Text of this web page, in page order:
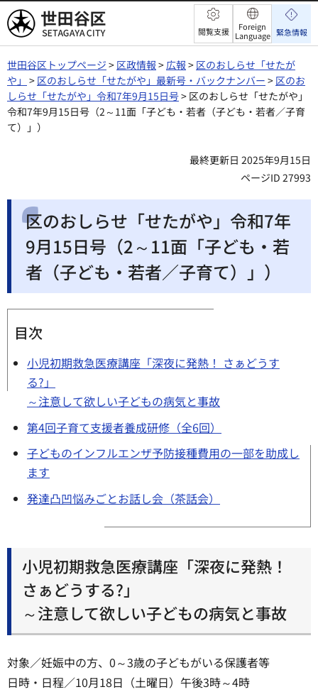
世田谷区 閲覧支援
Foreign
Language 緊急情報
世田谷区トップページ > 区政情報 >広報 > 区のおしらせ「せたが
や」 > 区のおしらせ「せたがや」最新号・バックナンバー > 区のお
しらせ「せたがや」令和7年9月15日号> 区のおしらせ「せたがや」
令和7年9月15日号（2～11面「子ども・若者（子ども・若者／子育
て）」）
最終更新日 2025年9月15日
ページID 27993
区のおしらせ「せたがや」令和7年
9月15日号（2～11面「子ども・若
者（子ども・若者／子育て）」）
目次
小児初期救急医療講座「深夜に発熱！ さぁどうす
る?」
～注意して欲しい子どもの病気と事故
第4回子育て支援者養成研修（全6回）
子どものインフルエンザ予防接種費用の一部を助成し
ます
発達凸凹悩みごとお話し会（茶話会）
小児初期救急医療講座「深夜に発熱！
さぁどうする?」
～注意して欲しい子どもの病気と事故
対象／妊娠中の方、0～3歳の子どもがいる保護者等
日時・日程／10月18日（土曜日）午後3時～4時